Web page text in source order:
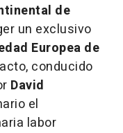
de
un exclusivo
Europea de
conducido
David
el
labor